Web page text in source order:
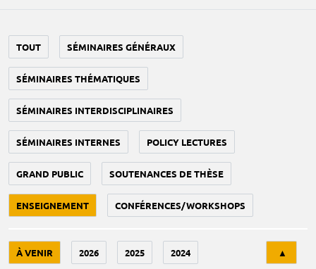
TOUT SÉMINAIRES GÉNÉRAUX
SÉMINAIRES THÉMATIQUES
SÉMINAIRES INTERDISCIPLINAIRES
SÉMINAIRES INTERNES POLICY LECTURES
GRAND PUBLIC SOUTENANCES DE THÈSE
ENSEIGNEMENT CONFÉRENCES/WORKSHOPS
À VENIR 2026 2025 2024 ▲